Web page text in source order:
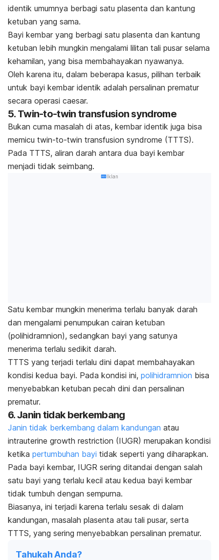
identik umumnya berbagi satu plasenta dan kantung
ketuban yang sama.
Bayi kembar yang berbagi satu plasenta dan kantung
ketuban lebih mungkin mengalami lilitan tali pusar selama
kehamilan, yang bisa membahayakan nyawanya.
Oleh karena itu, dalam beberapa kasus, pilihan terbaik
untuk bayi kembar identik adalah persalinan prematur
secara operasi caesar.
5. Twin-to-twin transfusion syndrome
Bukan cuma masalah di atas, kembar identik juga bisa
memicu twin-to-twin transfusion syndrome (TTTS).
Pada TTTS, aliran darah antara dua bayi kembar
menjadi tidak seimbang.
Iklan
Satu kembar mungkin menerima terlalu banyak darah
dan mengalami penumpukan cairan ketuban
(polihidramnion), sedangkan bayi yang satunya
menerima terlalu sedikit darah.
TTTS yang terjadi terlalu dini dapat membahayakan
kondisi kedua bayi. Pada kondisi ini, polihidramnion bisa
menyebabkan ketuban pecah dini dan persalinan
prematur.
6. Janin tidak berkembang
Janin tidak berkembang dalam kandungan atau
intrauterine growth restriction (IUGR) merupakan kondisi
ketika pertumbuhan bayi tidak seperti yang diharapkan.
Pada bayi kembar, IUGR sering ditandai dengan salah
satu bayi yang terlalu kecil atau kedua bayi kembar
tidak tumbuh dengan sempurna.
Biasanya, ini terjadi karena terlalu sesak di dalam
kandungan, masalah plasenta atau tali pusar, serta
TTTS, yang sering menyebabkan persalinan prematur.
Tahukah Anda?